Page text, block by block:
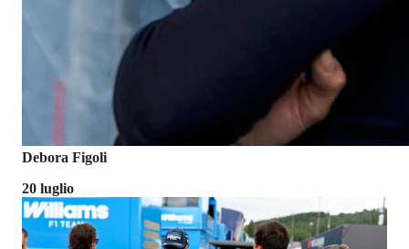
Debora Figoli
20 luglio